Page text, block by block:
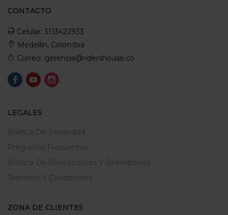
CONTACTO
Celular: 3113422933
Medellin, Colombia
Correo: gerencia@ridershouse.co
LEGALES
Politica De Privacidad
Preguntas Frecuentes
Política De Devoluciones Y Reembolsos
Terminos Y Condiciones
ZONA DE CLIENTES